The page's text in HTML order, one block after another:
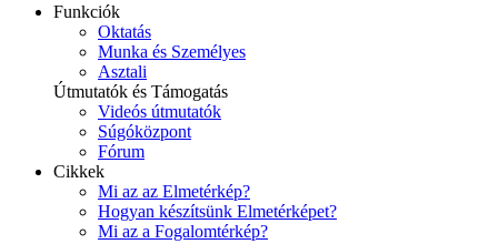
Funkciók
Oktatás
Munka és Személyes
Asztali
Útmutatók és Támogatás
Videós útmutatók
Súgóközpont
Fórum
Cikkek
Mi az az Elmetérkép?
Hogyan készítsünk Elmetérképet?
Mi az a Fogalomtérkép?